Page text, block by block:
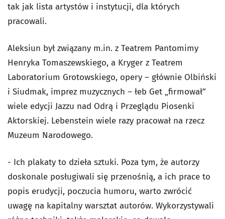
tak jak lista artystów i instytucji, dla których
pracowali.
Aleksiun był związany m.in. z Teatrem Pantomimy
Henryka Tomaszewskiego, a Kryger z Teatrem
Laboratorium Grotowskiego, opery – głównie Olbiński
i Siudmak, imprez muzycznych – łeb Get „firmował”
wiele edycji Jazzu nad Odrą i Przeglądu Piosenki
Aktorskiej. Lebenstein wiele razy pracował na rzecz
Muzeum Narodowego.
- Ich plakaty to dzieła sztuki. Poza tym, że autorzy
doskonale posługiwali się przenośnią, a ich prace to
popis erudycji, poczucia humoru, warto zwrócić
uwagę na kapitalny warsztat autorów. Wykorzystywali